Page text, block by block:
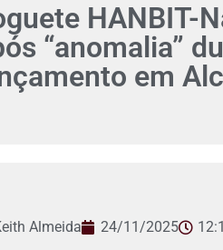
HANBIT-
“anomalia”
em
Almeida 24/11/2025